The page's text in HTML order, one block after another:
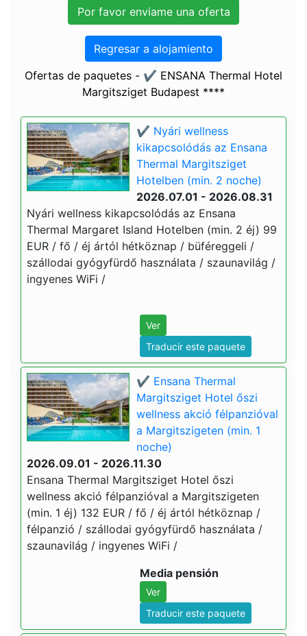
Regresar a alojamiento
Ofertas de paquetes - ✔️ ENSANA Thermal Hotel
Margitsziget Budapest ****
✔️ Nyári wellness
kikapcsolódás az Ensana
Thermal Margitsziget
Hotelben (min. 2 noche)
2026.07.01 - 2026.08.31
Nyári wellness kikapcsolódás az Ensana
Thermal Margaret Island Hotelben (min. 2 éj) 99
EUR / fő / éj ártól hétköznap / büféreggeli /
szállodai gyógyfürdő használata / szaunavilág /
ingyenes WiFi /
Ver
Traducir este paquete
✔️ Ensana Thermal
Margitsziget Hotel őszi
wellness akció félpanzióval
a Margitszigeten (min. 1
noche)
2026.09.01 - 2026.11.30
Ensana Thermal Margitsziget Hotel őszi
wellness akció félpanzióval a Margitszigeten
(min. 1 éj) 132 EUR / fő / éj ártól hétköznap /
félpanzió / szállodai gyógyfürdő használata /
szaunavilág / ingyenes WiFi /
Media pensión
Ver
Traducir este paquete